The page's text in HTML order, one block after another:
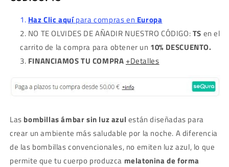
Haz Clic aquípara compras en Europa
NO TE OLVIDES DE AÑADIR NUESTRO CÓDIGO:TS en el
carrito de la compra para obtener un 10% DESCUENTO.
FINANCIAMOS TU COMPRA+Detalles
Las bombillas ámbar sin luz azul están diseñadas para
crear un ambiente más saludable por la noche. A diferencia
de las bombillas convencionales, no emiten luz azul, lo que
permite que tu cuerpo produzca melatonina de forma